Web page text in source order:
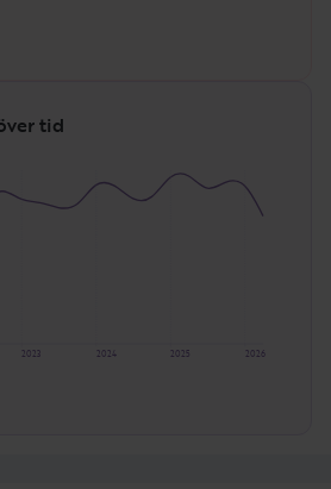
tid
2026
2025
2024
2023